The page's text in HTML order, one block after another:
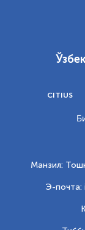
CITIUS
Манзил:
Э-почта: